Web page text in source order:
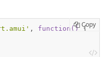
Copy
, function () {